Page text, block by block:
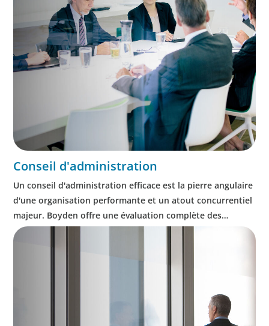
Conseil d'administration
Un conseil d'administration efficace est la pierre angulaire
d'une organisation performante et un atout concurrentiel
majeur. Boyden offre une évaluation complète des
conseils d'administration, ainsi qu'un accompagnement